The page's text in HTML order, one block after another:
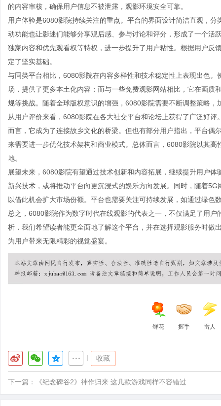
的内容审核，确保用户信息不被泄露，观影环境安全可靠。
用户体验是6080影院持续关注的重点。平台的界面设计简洁直观，
动功能也让影迷们能够分享观后感、参与讨论和评分，形成了一个
独家内容和优先观看权等特权，进一步提升了用户粘性。根据用户反
定了坚实基础。
与同类平台相比，6080影院在内容多样性和技术稳定性上表现出色
场，提供了更多本土化内容；而与一些免费观影网站相比，它在画质
规等挑战。随着全球版权意识的增强，6080影院需要不断调整策略
从用户评价来看，6080影院在各大社交平台和论坛上获得了广泛好
而言，它成为了连接故乡文化的桥梁。但也有部分用户指出，平台
来需要进一步优化技术架构和商业模式。总体而言，6080影院以其
地。
展望未来，6080影院有望通过技术创新和内容拓展，继续提升用户
新兴技术，或将推动平台向更沉浸式的娱乐方向发展。同时，随着
以借此机会扩大市场份额。平台也需要关注可持续发展，如通过绿色
总之，6080影院作为数字时代在线观影的代表之一，不仅满足了用
析，我们希望读者能更全面地了解这个平台，并在选择观影服务时
为用户带来无限精彩的视觉盛宴。
鲜花 握手 雷人
收藏
下一篇： 《纪念碑谷2》神作归来 这几款游戏同样不容错过